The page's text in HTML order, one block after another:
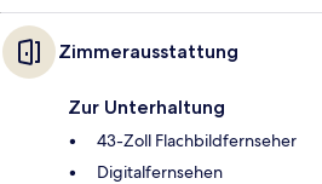
Zimmerausstattung
Zur Unterhaltung
43-Zoll Flachbildfernseher
Digitalfernsehen